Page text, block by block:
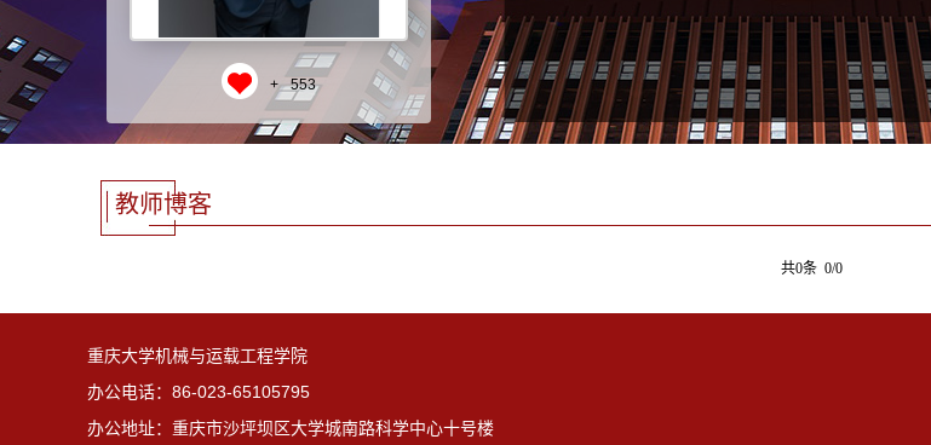
+ 553
教师博客
共0条 0/0
重庆大学机械与运载工程学院
办公电话：86-023-65105795
办公地址：重庆市沙坪坝区大学城南路科学中心十号楼